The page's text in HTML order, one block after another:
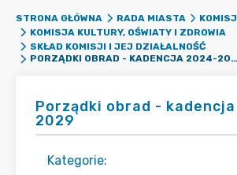
STRONA GŁÓWNA RADA MIASTA
KOMISJA KULTURY, OŚWIATY I ZDROWIA
SKŁAD KOMISJI I JEJ DZIAŁALNOŚĆ
PORZĄDKI OBRAD - KADENCJA 2024-2029
Porządki obrad -
2029
Kategorie: